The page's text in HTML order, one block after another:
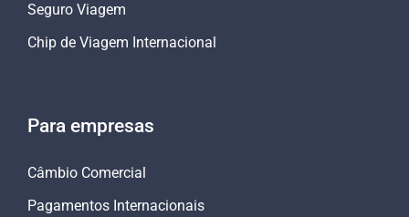
Seguro Viagem
Chip de Viagem Internacional
Para empresas
Câmbio Comercial
Pagamentos Internacionais